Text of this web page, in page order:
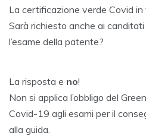
U
S
T
2
0
La certificazione verde Covid
Sarà richiesto anche ai
l’esame della patente?
La risposta e no!
Non si applica l’obbligo del
Covid-19 agli esami per il
alla guida.